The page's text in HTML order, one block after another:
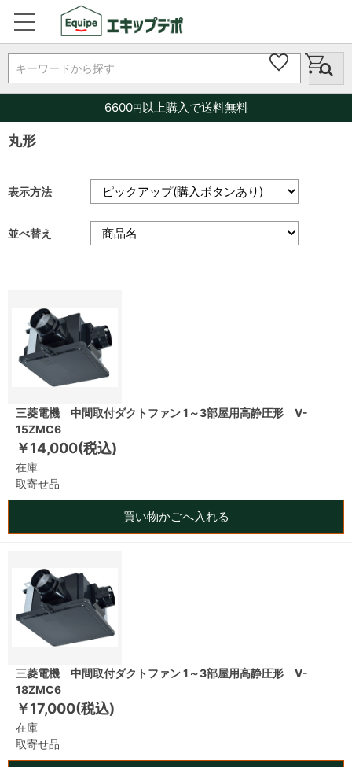
キーワードから探す
6600円以上購入で送料無料
丸形
表示方法
並べ替え
三菱電機 中間取付ダクトファン 1～3部屋用高静圧形 V-
15ZMC6
￥14,000(税込)
在庫
取寄せ品
買い物かごへ入れる
三菱電機 中間取付ダクトファン 1～3部屋用高静圧形 V-
18ZMC6
￥17,000(税込)
在庫
取寄せ品